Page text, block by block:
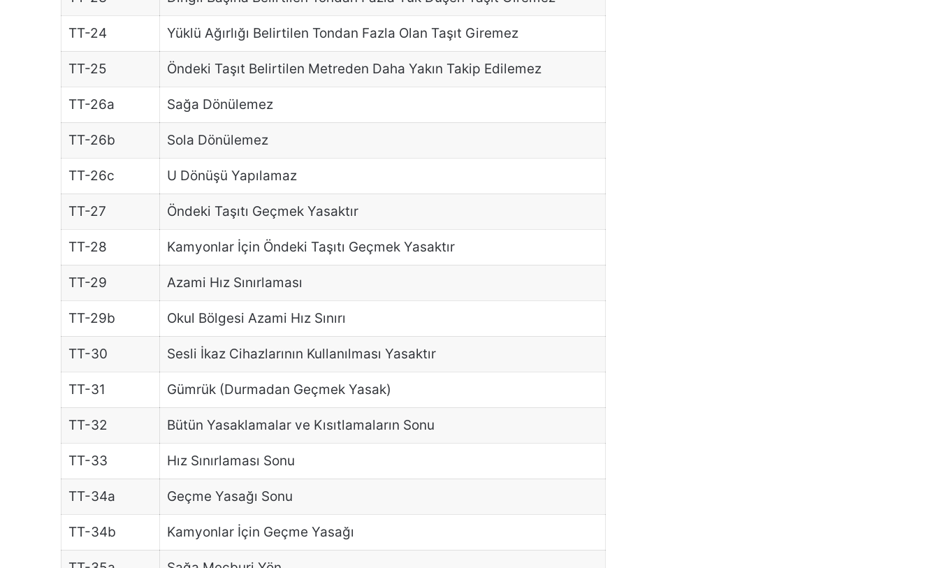
TT-24 Yüklü Ağırlığı Belirtilen Tondan Fazla Olan Taşıt Giremez
TT-25 Öndeki Taşıt Belirtilen Metreden Daha Yakın Takip Edilemez
TT-26a Sağa Dönülemez
TT-26b Sola Dönülemez
TT-26c U Dönüşü Yapılamaz
TT-27 Öndeki Taşıtı Geçmek Yasaktır
TT-28 Kamyonlar İçin Öndeki Taşıtı Geçmek Yasaktır
TT-29 Azami Hız Sınırlaması
TT-29b Okul Bölgesi Azami Hız Sınırı
TT-30 Sesli İkaz Cihazlarının Kullanılması Yasaktır
TT-31 Gümrük (Durmadan Geçmek Yasak)
TT-32 Bütün Yasaklamalar ve Kısıtlamaların Sonu
TT-33 Hız Sınırlaması Sonu
TT-34a Geçme Yasağı Sonu
TT-34b Kamyonlar İçin Geçme Yasağı